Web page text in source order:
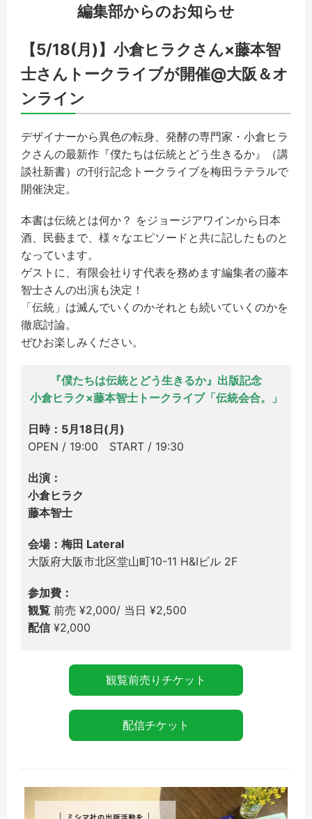
編集部からのお知らせ
【5/18(月)】小倉ヒラクさん×藤本智
士さんトークライブが開催@大阪＆オ
ンライン
デザイナーから異色の転身、発酵の専門家・小倉ヒラ
クさんの最新作『僕たちは伝統とどう生きるか』（講
談社新書）の刊行記念トークライブを梅田ラテラルで
開催決定。
本書は伝統とは何か？ をジョージアワインから日本
酒、民藝まで、様々なエピソードと共に記したものと
なっています。
ゲストに、有限会社りす代表を務めます編集者の藤本
智士さんの出演も決定！
「伝統」は滅んでいくのかそれとも続いていくのかを
徹底討論。
ぜひお楽しみください。
『僕たちは伝統とどう生きるか』出版記念
小倉ヒラク×藤本智士トークライブ「伝統会合。」
日時：5月18日(月)
OPEN / 19:00 START / 19:30
出演：
小倉ヒラク
藤本智士
会場：梅田 Lateral
大阪府大阪市北区堂山町10-11 H&Iビル 2F
参加費：
観覧 前売 ¥2,000/ 当日 ¥2,500
配信 ¥2,000
観覧前売りチケット
配信チケット